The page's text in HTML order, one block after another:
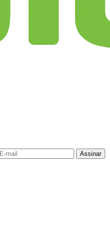
Assinar